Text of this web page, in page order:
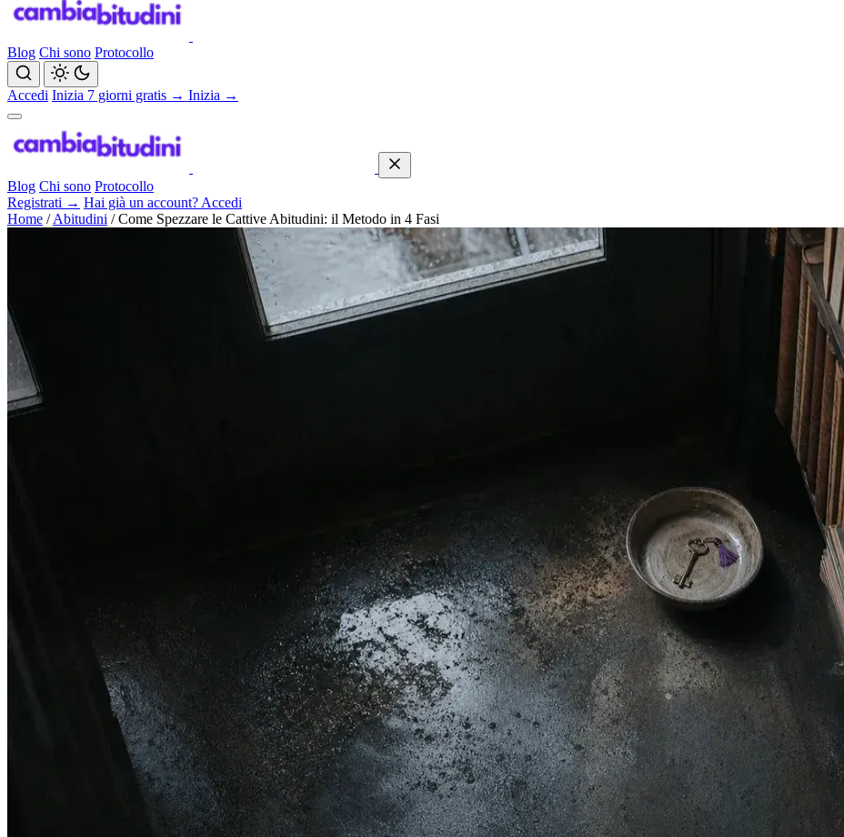
Blog Chi sono Protocollo
Accedi Inizia 7 giorni gratis → Inizia →
Blog Chi sono Protocollo
Registrati → Hai già un account? Accedi
Home / Abitudini / Come Spezzare le Cattive Abitudini: il Metodo in 4 Fasi